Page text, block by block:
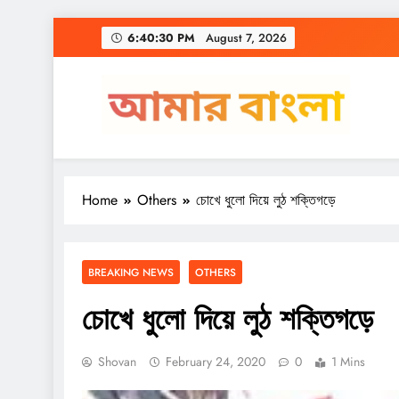
6:40:31 PM August 7, 2026
Amar Bangla
Home Others চোখে ধুলো দিয়ে লুঠ শক্তিগড়ে
BREAKING NEWS OTHERS
চোখে ধুলো দিয়ে লুঠ শক্তিগড়ে
Shovan February 24, 2020 0 1 Mins